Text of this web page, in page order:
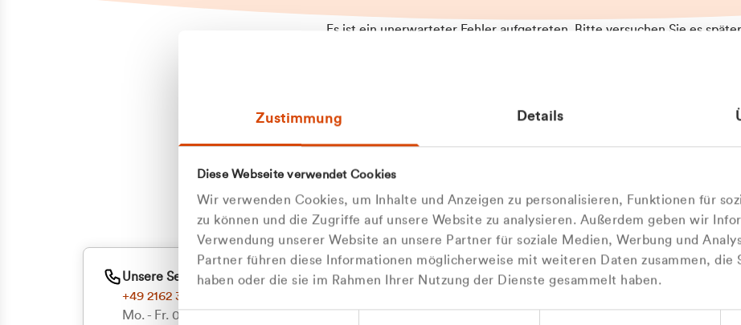
Zustimmung Details
Diese Webseite verwendet Cookies
Wir verwenden Cookies, um Inhalte und Anzeigen zu personalisieren, Funktionen für
zu können und die Zugriffe auf unsere Website zu analysieren. Außerdem geben wir
Verwendung unserer Website an unsere Partner für soziale Medien, Werbung und
Partner führen diese Informationen möglicherweise mit weiteren Daten zusammen, die
haben oder die sie im Rahmen Ihrer Nutzung der Dienste gesammelt haben.
Einwilligungsauswahl
Zu welcher
Kundengruppe
gehören Sie?
Privatkunde (inkl. MwSt.)
Es ist ein unerwarteter Fehler aufgetreten. Bitte versuchen Sie es später
aufgetretenen Fehler an. Wir entschuldigen uns für eventuelle
Unannehmlichkeiten.
Zum Abfallberater
Oder kontaktieren Sie uns
Wir sind gerne für Sie da
Unsere Service-Hotline
+49 2162 3769000
Mo. - Fr. 08.00 - 16:30 Uhr